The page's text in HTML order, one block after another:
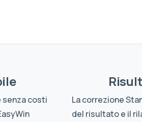
senza costi
La correzione
del risultato e il